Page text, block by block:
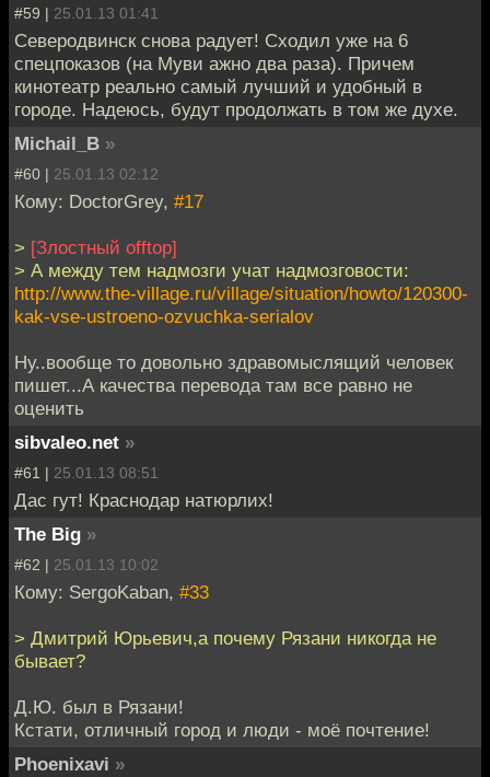
#59 | 25.01.13 01:41
Северодвинск снова радует! Сходил уже на 6
спецпоказов (на Муви ажно два раза). Причем
кинотеатр реально самый лучший и удобный в
городе. Надеюсь, будут продолжать в том же духе.
Michail_B »
#60 | 25.01.13 02:12
Кому: DoctorGrey, #17
> [Злостный offtop]
> А между тем надмозги учат надмозговости:
http://www.the-village.ru/village/situation/howto/120300-
kak-vse-ustroeno-ozvuchka-serialov
Ну..вообще то довольно здравомыслящий человек
пишет...А качества перевода там все равно не
оценить
sibvaleo.net »
#61 | 25.01.13 08:51
Дас гут! Краснодар натюрлих!
The Big »
#62 | 25.01.13 10:02
Кому: SergoKaban, #33
> Дмитрий Юрьевич,а почему Рязани никогда не
бывает?
Д.Ю. был в Рязани!
Кстати, отличный город и люди - моё почтение!
Phoenixavi »